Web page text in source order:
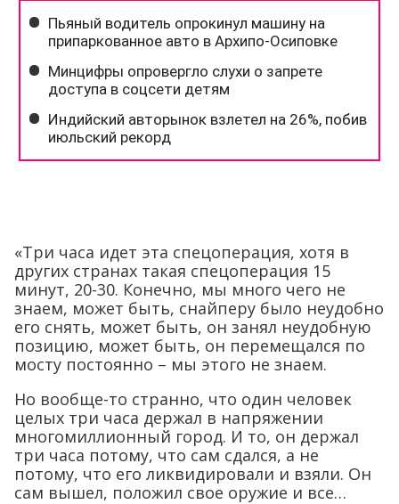
«Три часа идет эта спецоперация, хотя в
других странах такая спецоперация 15
минут, 20-30. Конечно, мы много чего не
знаем, может быть, снайперу было неудобно
его снять, может быть, он занял неудобную
позицию, может быть, он перемещался по
мосту постоянно – мы этого не знаем.
Но вообще-то странно, что один человек
целых три часа держал в напряжении
многомиллионный город. И то, он держал
три часа потому, что сам сдался, а не
потому, что его ликвидировали и взяли. Он
сам вышел, положил свое оружие и все…